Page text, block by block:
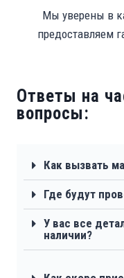
Мы уверены в
предоставляем
Ответы на
вопросы:
Как вызвать
Где будут
У вас все
наличии?